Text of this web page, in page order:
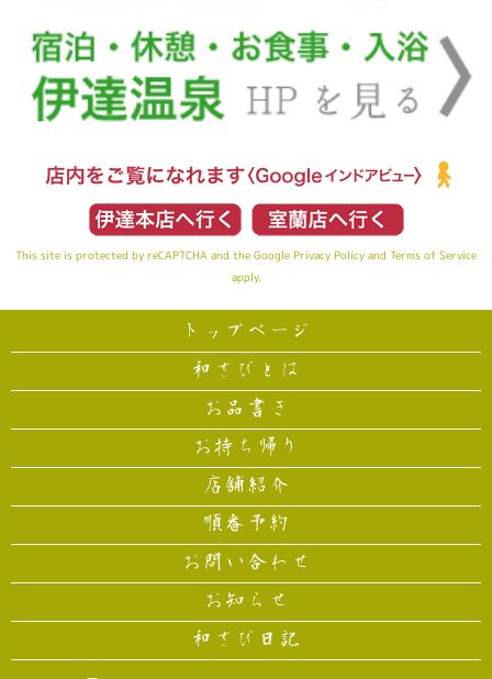
This site is protected by reCAPTCHA and the Google Privacy Policy and Terms of Service
apply.
トップページ
和さびとは
お品書き
お持ち帰り
店舗紹介
順番予約
お問い合わせ
お知らせ
和さび日記